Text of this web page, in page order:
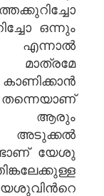
ഒന്നും
എന്നാല്‍
ആരും
യേശു